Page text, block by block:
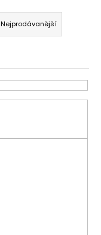
Nejprodávanější